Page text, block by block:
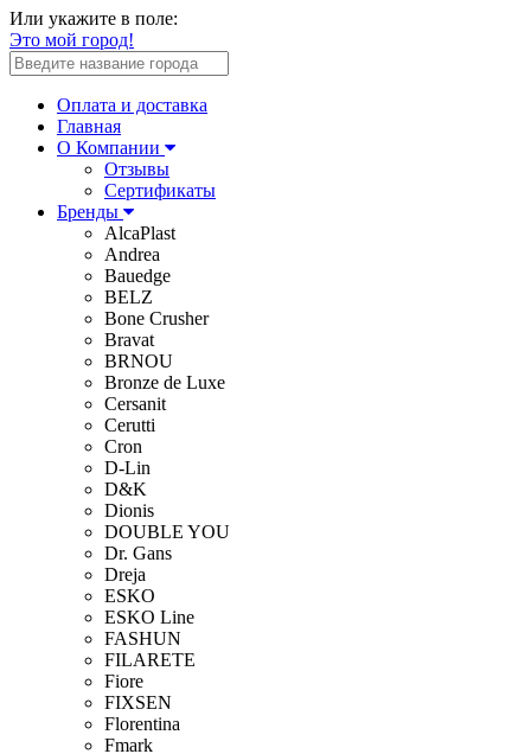
Или укажите в поле:
Это мой город!
Оплата и доставка
Главная
О Компании
Отзывы
Сертификаты
Бренды
AlcaPlast
Andrea
Bauedge
BELZ
Bone Crusher
Bravat
BRNOU
Bronze de Luxe
Cersanit
Cerutti
Cron
D-Lin
D&K
Dionis
DOUBLE YOU
Dr. Gans
Dreja
ESKO
ESKO Line
FASHUN
FILARETE
Fiore
FIXSEN
Florentina
Fmark